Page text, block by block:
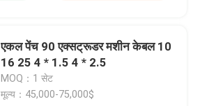
एकल पेंच 90 एक्सट्रूडर मशीन केबल 10
16 25 4 * 1.5 4 * 2.5
MOQ：1 सेट
मूल्य：45,000-75,000$